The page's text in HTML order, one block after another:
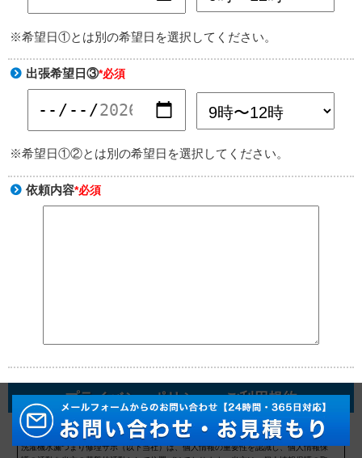
※希望日①とは別の希望日を選択してください。
出張希望日③*必須
※希望日①②とは別の希望日を選択してください。
依頼内容*必須
プライバシーポリシー・ご利用規約
プライバシーポリシー
洗濯機水漏つまり修理サポ（以下当社）は、個人情報の重要性を認識し、個人情報保